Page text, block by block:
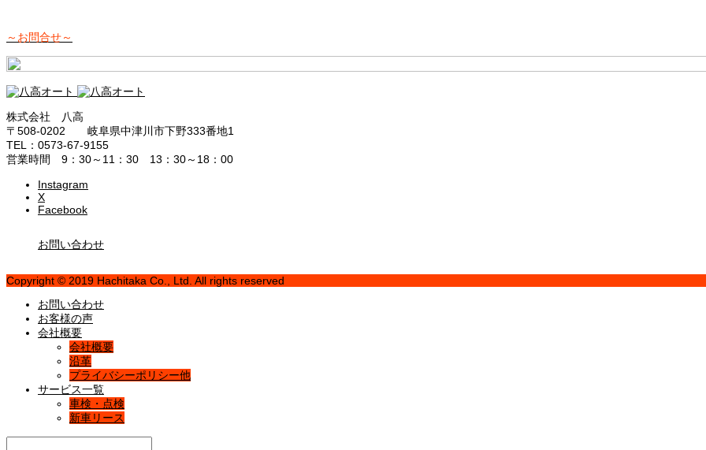
～お問合せ～
株式会社 八高
〒508-0202 岐阜県中津川市下野333番地1
TEL：0573-67-9155
営業時間 9：30～11：30 13：30～18：00
Instagram
X
Facebook
お問い合わせ
Copyright © 2019 Hachitaka Co., Ltd. All rights reserved
お問い合わせ
お客様の声
会社概要
会社概要
沿革
プライバシーポリシー他
サービス一覧
車検・点検
新車リース